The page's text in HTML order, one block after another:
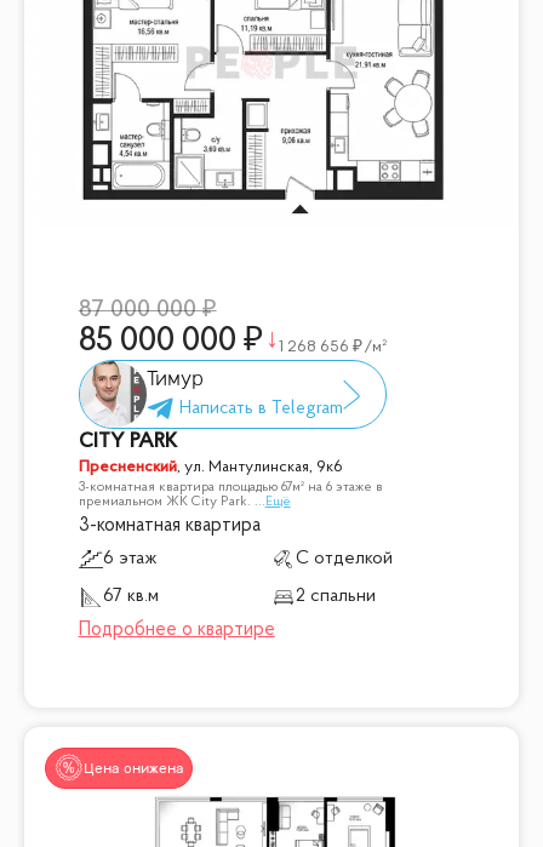
87 000 000
85 000 000 1 268 656 /м²
Тимур
CITY PARK
Пресненский, ул. Мантулинская, 9к6
3-комнатная квартира площадью 67м² на 6 этаже в
премиальном ЖК City Park. ... Ещё
3-комнатная квартира
6 этаж
С отделкой
67 кв.м
2 спальни
Цена снижена